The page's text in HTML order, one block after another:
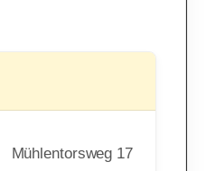
Mühlentorsweg 17